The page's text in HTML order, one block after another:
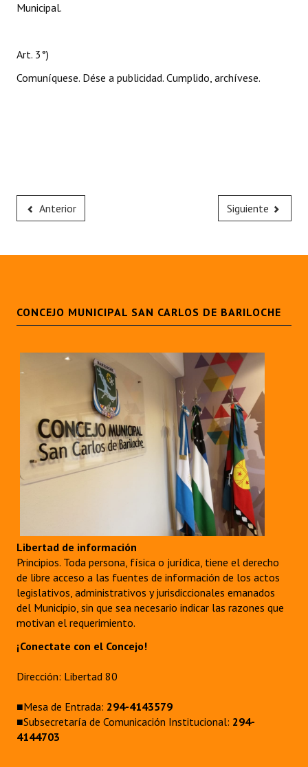
Municipal.
Art. 3°)
Comuníquese. Dése a publicidad. Cumplido, archívese.
Anterior Siguiente
CONCEJO MUNICIPAL SAN CARLOS DE BARILOCHE
Libertad de información
Principios. Toda persona, física o jurídica, tiene el derecho
de libre acceso a las fuentes de información de los actos
legislativos, administrativos y jurisdiccionales emanados
del Municipio, sin que sea necesario indicar las razones que
motivan el requerimiento.
¡Conectate con el Concejo!
Dirección: Libertad 80
■Mesa de Entrada: 294-4143579
■Subsecretaría de Comunicación Institucional: 294-
4144703